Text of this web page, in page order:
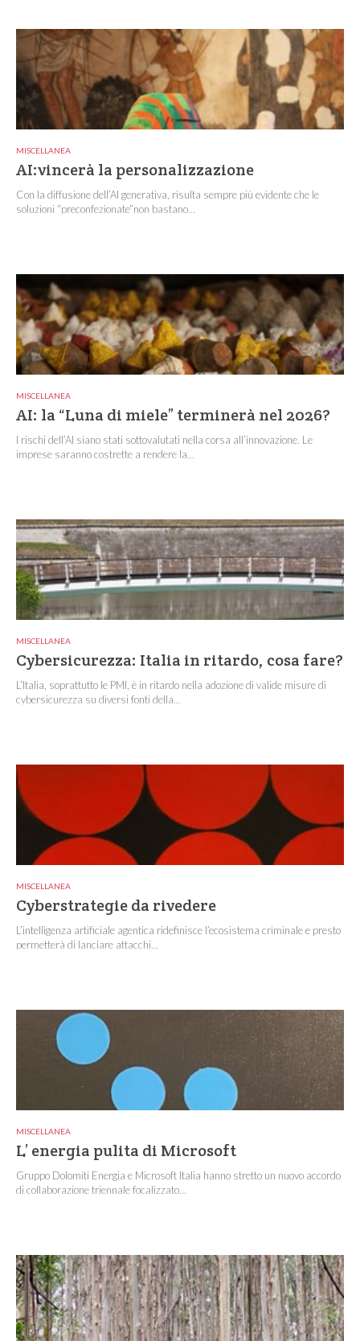
MISCELLANEA
AI:vincerà la personalizzazione
Con la diffusione dell’AI generativa, risulta sempre più evidente che le
soluzioni “preconfezionate”non bastano...
MISCELLANEA
AI: la “Luna di miele” terminerà nel 2026?
I rischi dell’AI siano stati sottovalutati nella corsa all’innovazione. Le
imprese saranno costrette a rendere la...
MISCELLANEA
Cybersicurezza: Italia in ritardo, cosa fare?
L’Italia, soprattutto le PMI, è in ritardo nella adozione di valide misure di
cybersicurezza su diversi fonti della...
MISCELLANEA
Cyberstrategie da rivedere
L’intelligenza artificiale agentica ridefinisce l’ecosistema criminale e presto
permetterà di lanciare attacchi...
MISCELLANEA
L’ energia pulita di Microsoft
Gruppo Dolomiti Energia e Microsoft Italia hanno stretto un nuovo accordo
di collaborazione triennale focalizzato...